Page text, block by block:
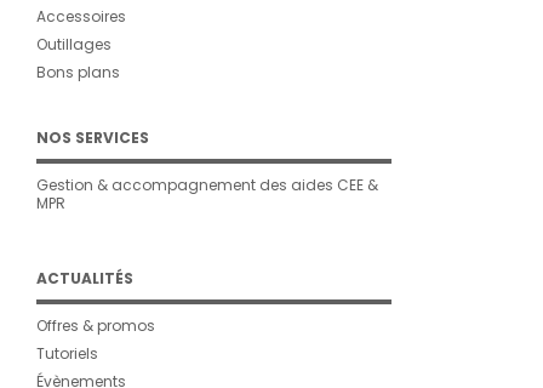
Accessoires
Outillages
Bons plans
NOS SERVICES
Gestion & accompagnement des aides CEE &
MPR
ACTUALITÉS
Offres & promos
Tutoriels
Évènements